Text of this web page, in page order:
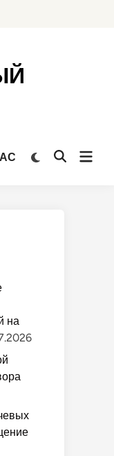
Переключить
Открыть
на